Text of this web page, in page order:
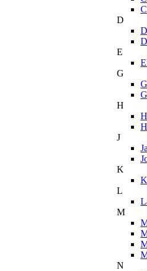
D
E
G
H
J
K
L
M
N